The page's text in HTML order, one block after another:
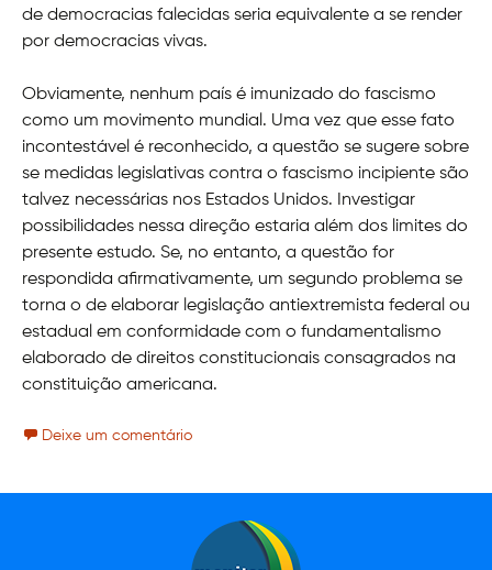
de democracias falecidas seria equivalente a se render
por democracias vivas.
Obviamente, nenhum país é imunizado do fascismo
como um movimento mundial. Uma vez que esse fato
incontestável é reconhecido, a questão se sugere sobre
se medidas legislativas contra o fascismo incipiente são
talvez necessárias nos Estados Unidos. Investigar
possibilidades nessa direção estaria além dos limites do
presente estudo. Se, no entanto, a questão for
respondida afirmativamente, um segundo problema se
torna o de elaborar legislação antiextremista federal ou
estadual em conformidade com o fundamentalismo
elaborado de direitos constitucionais consagrados na
constituição americana.
Deixe um comentário